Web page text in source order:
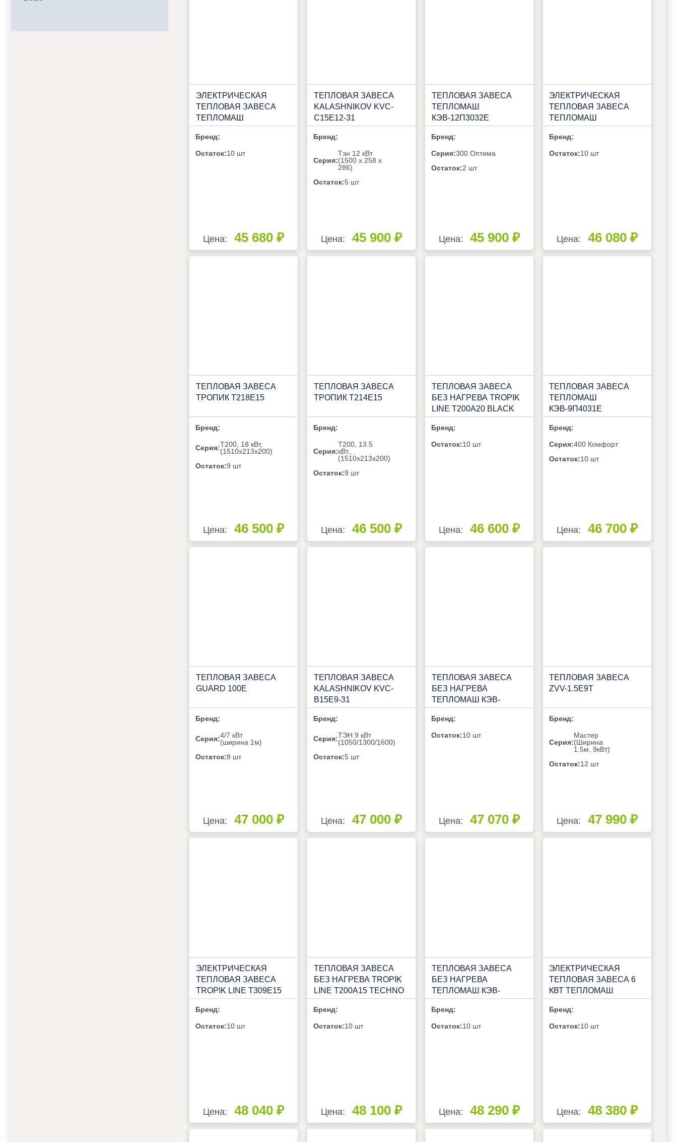
ЭЛЕКТРИЧЕСКАЯ
ТЕПЛОВАЯ ЗАВЕСА
ТЕПЛОМАШ
КЭВ-6П3033Е
Бренд:
Остаток:10 шт
Цена: 45 680 ₽
ТЕПЛОВАЯ ЗАВЕСА
KALASHNIKOV KVС-
C15E12-31
Бренд:
Серия:
Тэн 12 кВт
(1500 х 258 х
286)
Остаток:5 шт
Цена: 45 900 ₽
ТЕПЛОВАЯ ЗАВЕСА
ТЕПЛОМАШ
КЭВ-12П3032Е
Бренд:
Серия:300 Оптима
Остаток:2 шт
Цена: 45 900 ₽
ЭЛЕКТРИЧЕСКАЯ
ТЕПЛОВАЯ ЗАВЕСА
ТЕПЛОМАШ
КЭВ-9П3033Е
Бренд:
Остаток:10 шт
Цена: 46 080 ₽
ТЕПЛОВАЯ ЗАВЕСА
ТРОПИК Т218Е15
Бренд:
Серия:Т200, 18 кВт,
(1510х213х200)
Остаток:9 шт
Цена: 46 500 ₽
ТЕПЛОВАЯ ЗАВЕСА
ТРОПИК Т214Е15
Бренд:
Серия:
Т200, 13.5
кВт.,
(1510х213х200)
Остаток:9 шт
Цена: 46 500 ₽
ТЕПЛОВАЯ ЗАВЕСА
БЕЗ НАГРЕВА TROPIK
LINE Т200A20 BLACK
Бренд:
Остаток:10 шт
Цена: 46 600 ₽
ТЕПЛОВАЯ ЗАВЕСА
ТЕПЛОМАШ
КЭВ-9П4031Е
Бренд:
Серия:400 Комфорт
Остаток:10 шт
Цена: 46 700 ₽
ТЕПЛОВАЯ ЗАВЕСА
GUARD 100E
Бренд:
Серия:4/7 кВт
(ширина 1м)
Остаток:8 шт
Цена: 47 000 ₽
ТЕПЛОВАЯ ЗАВЕСА
KALASHNIKOV KVС-
B15E9-31
Бренд:
Серия:ТЭН 9 кВт
(1050/1300/1600)
Остаток:5 шт
Цена: 47 000 ₽
ТЕПЛОВАЯ ЗАВЕСА
БЕЗ НАГРЕВА
ТЕПЛОМАШ КЭВ-
П3142А
Бренд:
Остаток:10 шт
Цена: 47 070 ₽
ТЕПЛОВАЯ ЗАВЕСА
ZVV-1.5Е9T
Бренд:
Серия:
Мастер
(Ширина
1.5м, 9кВт)
Остаток:12 шт
Цена: 47 990 ₽
ЭЛЕКТРИЧЕСКАЯ
ТЕПЛОВАЯ ЗАВЕСА
TROPIK LINE Т309Е15
BLACK
Бренд:
Остаток:10 шт
Цена: 48 040 ₽
ТЕПЛОВАЯ ЗАВЕСА
БЕЗ НАГРЕВА TROPIK
LINE Т200A15 TECHNO
Бренд:
Остаток:10 шт
Цена: 48 100 ₽
ТЕПЛОВАЯ ЗАВЕСА
БЕЗ НАГРЕВА
ТЕПЛОМАШ КЭВ-
П4133А
Бренд:
Остаток:10 шт
Цена: 48 290 ₽
ЭЛЕКТРИЧЕСКАЯ
ТЕПЛОВАЯ ЗАВЕСА 6
КВТ ТЕПЛОМАШ
КЭВ-6П2021Е (НЕРЖ.
СТАЛЬ)
Бренд:
Остаток:10 шт
Цена: 48 380 ₽